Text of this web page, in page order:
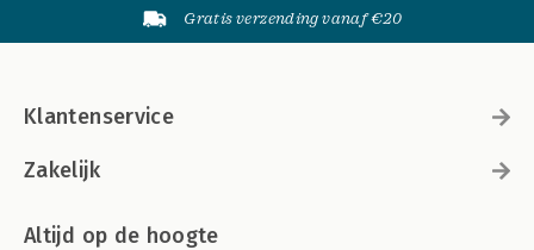
Gratis verzending vanaf €20
Klantenservice
Zakelijk
Altijd op de hoogte